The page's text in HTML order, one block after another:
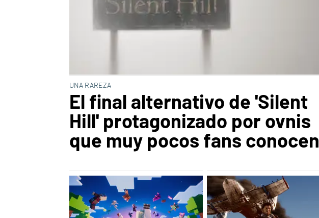
UNA RAREZA
El final alternativo de 'Silent
Hill' protagonizado por ovnis
que muy pocos fans conocen